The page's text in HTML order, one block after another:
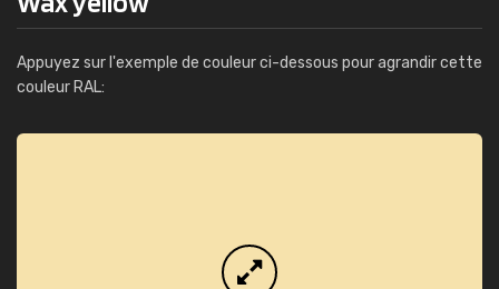
Appuyez sur l'exemple de couleur ci-dessous pour agrandir cette
couleur RAL: